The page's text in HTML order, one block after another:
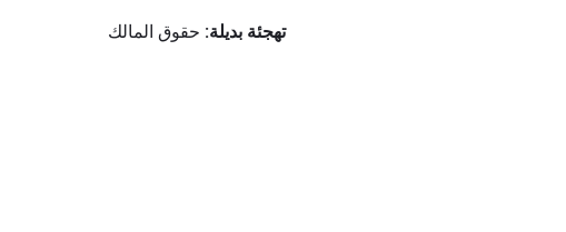
تهجئة بديلة: حقوق المالك